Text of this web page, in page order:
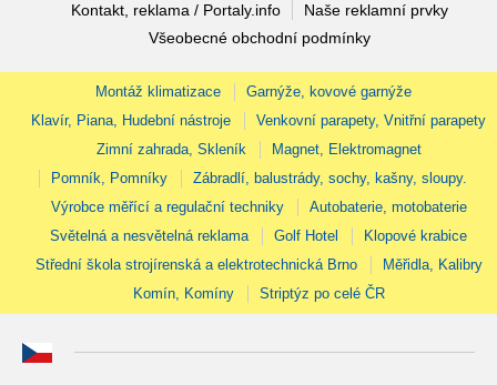
Kontakt, reklama / Portaly.info
Naše reklamní prvky
Všeobecné obchodní podmínky
Montáž klimatizace
Garnýže, kovové garnýže
Klavír, Piana, Hudební nástroje
Venkovní parapety, Vnitřní parapety
Zimní zahrada, Skleník
Magnet, Elektromagnet
Pomník, Pomníky
Zábradlí, balustrády, sochy, kašny, sloupy.
Výrobce měřící a regulační techniky
Autobaterie, motobaterie
Světelná a nesvětelná reklama
Golf Hotel
Klopové krabice
Střední škola strojírenská a elektrotechnická Brno
Měřidla, Kalibry
Komín, Komíny
Striptýz po celé ČR